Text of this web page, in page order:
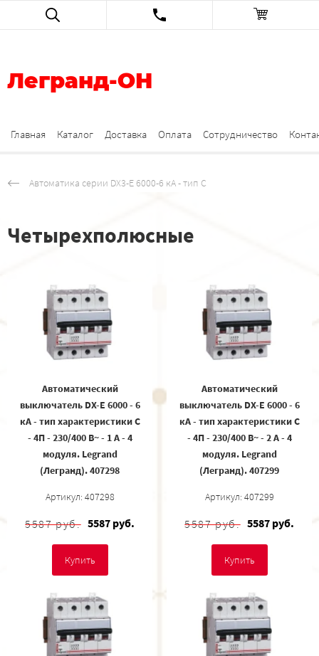
Легранд-ОН
Главная Каталог Доставка Оплата Сотрудничество
Автоматика серии DX3-E 6000-6 кА - тип C
Четырехполюсные
Автоматический
выключатель DX-E 6000 - 6
кА - тип характеристики C
- 4П - 230/400 В~ - 1 А - 4
модуля. Legrand
(Легранд). 407298
Артикул: 407298
5587 руб. 5587 руб.
Купить
Автоматический
выключатель DX-E 6000 - 6
кА - тип характеристики C
- 4П - 230/400 В~ - 2 А - 4
модуля. Legrand
(Легранд). 407299
Артикул: 407299
5587 руб. 5587 руб.
Купить